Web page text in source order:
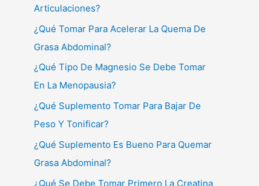
Articulaciones?
¿Qué Tomar Para Acelerar La Quema De
Grasa Abdominal?
¿Qué Tipo De Magnesio Se Debe Tomar
En La Menopausia?
¿Qué Suplemento Tomar Para Bajar De
Peso Y Tonificar?
¿Qué Suplemento Es Bueno Para Quemar
Grasa Abdominal?
¿Qué Se Debe Tomar Primero La Creatina